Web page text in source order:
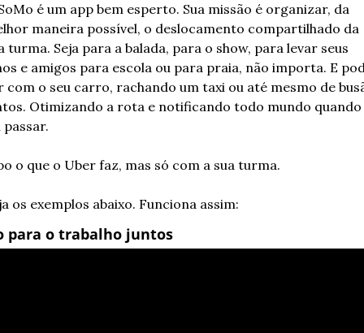
é um app bem esperto. Sua missão é organizar, da
maneira possível, o deslocamento compartilhado da
turma. Seja para a balada, para o show, para levar seus
e amigos para escola ou para praia, não importa. E
com o seu carro, rachando um taxi ou até mesmo de
Otimizando a rota e notificando todo mundo quando
passar.
o que o Uber faz, mas só com a sua turma.
os exemplos abaixo. Funciona assim:
para o trabalho juntos